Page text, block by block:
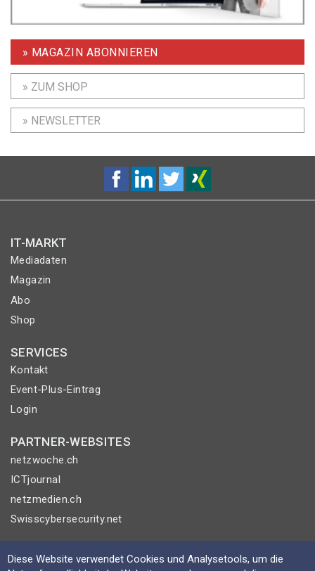
» MAGAZIN ABONNIEREN
» ZUM SHOP
» NEWSLETTER
IT-MARKT
Mediadaten
Magazin
Abo
Shop
SERVICES
Kontakt
Event-Plus-Eintrag
Login
PARTNER-WEBSITES
netzwoche.ch
ICTjournal
netzmedien.ch
Swisscybersecurity.net
© NETZMEDIEN AG 2026
Diese Website verwendet Cookies und Analysetools, um die